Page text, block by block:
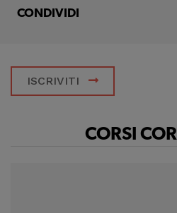
statistici su di
CONDIVIDI
ISCRIVITI
CORSI